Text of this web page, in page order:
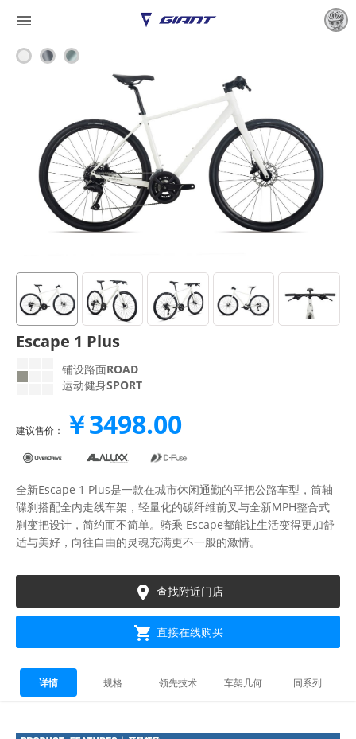

Escape 1 Plus
铺设路面ROAD
运动健身SPORT
建议售价： ￥3498.00
全新Escape 1 Plus是一款在城市休闲通勤的平把公路车型，筒轴
碟刹搭配全内走线车架，轻量化的碳纤维前叉与全新MPH整合式
刹变把设计，简约而不简单。骑乘 Escape都能让生活变得更加舒
适与美好，向往自由的灵魂充满更不一般的激情。
 查找附近门店
 直接在线购买
详情 规格 领先技术 车架几何 同系列